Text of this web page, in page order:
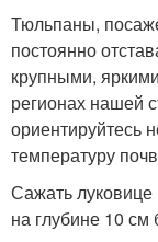
Тюльпаны,
постоянно
крупными,
регионах нашей
ориентируйтесь
температуру
Сажать луковице
на глубине 10 см